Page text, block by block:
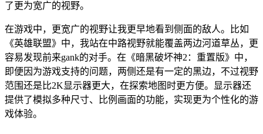
了更为宽广的视野。
在游戏中，更宽广的视野让我更早地看到侧面的敌人。比如
《英雄联盟》中，我站在中路视野就能覆盖两边河道草丛，更
容易发现前来gank的对手。在《暗黑破坏神2：重置版》中，
即便因为游戏支持的问题，两侧还是有一定的黑边，不过视野
范围还是比2K显示器更大，在探索地图时更方便。显示器还
提供了模拟多种尺寸、比例画面的功能，实现更为个性化的游
戏体验。